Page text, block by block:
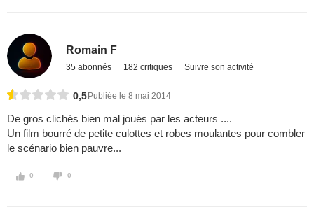
Romain F
35 abonnés 182 critiques Suivre son activité
0,5 Publiée le 8 mai 2014
De gros clichés bien mal joués par les acteurs ....
Un film bourré de petite culottes et robes moulantes pour combler
le scénario bien pauvre...
0 0